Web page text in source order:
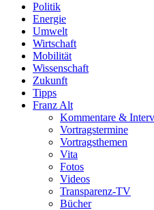
Politik
Energie
Umwelt
Wirtschaft
Mobilität
Wissenschaft
Zukunft
Tipps
Franz Alt
Kommentare &
Vortragstermine
Vortragsthemen
Vita
Fotos
Videos
Transparenz-TV
Bücher